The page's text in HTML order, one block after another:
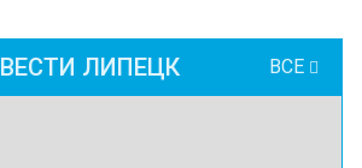
ВЕСТИ ЛИПЕЦК ВСЕ